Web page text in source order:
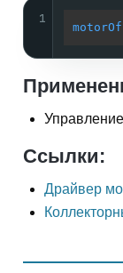
1
Управление
Ссылки:
Драйвер